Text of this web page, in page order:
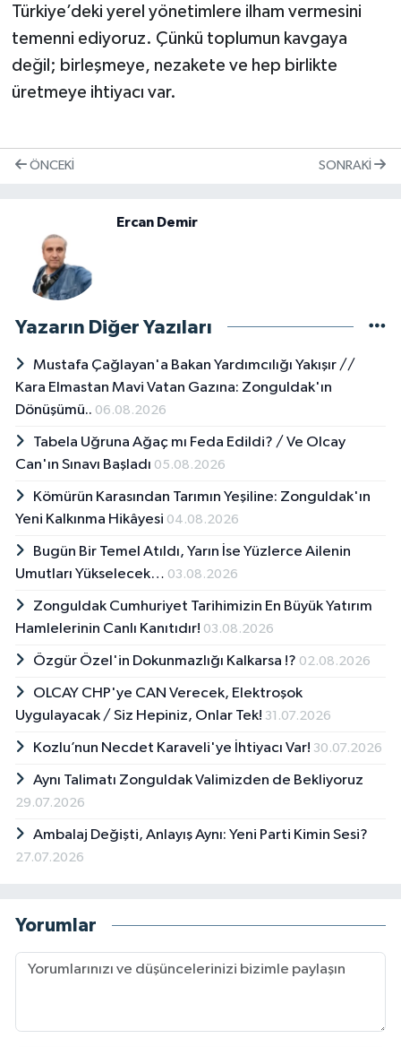
Türkiye’deki yerel yönetimlere ilham vermesini
temenni ediyoruz. Çünkü toplumun kavgaya
değil; birleşmeye, nezakete ve hep birlikte
üretmeye ihtiyacı var.
ÖNCEKI SONRAKI
Ercan Demir
Yazarın Diğer Yazıları
Mustafa Çağlayan'a Bakan Yardımcılığı Yakışır // ​
Kara Elmastan Mavi Vatan Gazına: Zonguldak'ın
Dönüşümü.. 06.08.2026
Tabela Uğruna Ağaç mı Feda Edildi? / Ve Olcay
Can'ın Sınavı Başladı 05.08.2026
Kömürün Karasından Tarımın Yeşiline: Zonguldak'ın
Yeni Kalkınma Hikâyesi 04.08.2026
Bugün Bir Temel Atıldı, Yarın İse Yüzlerce Ailenin
Umutları Yükselecek… 03.08.2026
Zonguldak Cumhuriyet Tarihimizin En Büyük Yatırım
Hamlelerinin Canlı Kanıtıdır! 03.08.2026
Özgür Özel'in Dokunmazlığı Kalkarsa !? 02.08.2026
OLCAY CHP'ye CAN Verecek, Elektroşok
Uygulayacak / Siz Hepiniz, Onlar Tek! 31.07.2026
Kozlu’nun Necdet Karaveli'ye İhtiyacı Var! 30.07.2026
Aynı Talimatı Zonguldak Valimizden de Bekliyoruz
29.07.2026
Ambalaj Değişti, Anlayış Aynı: Yeni Parti Kimin Sesi?
27.07.2026
Yorumlar